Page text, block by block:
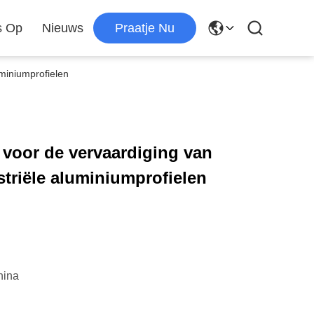
Op Nieuws Praatje Nu
de vervaardiging van
aluminiumprofielen